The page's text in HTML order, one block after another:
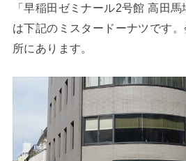
「早稲田ゼミナール2号館 高田
は下記のミスタードーナツです
所にあります。